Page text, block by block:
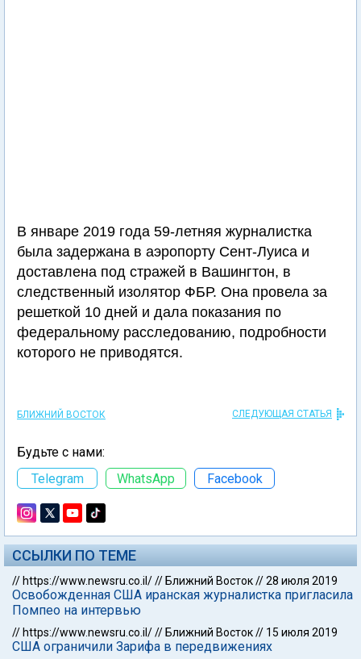
В январе 2019 года 59-летняя журналистка
была задержана в аэропорту Сент-Луиса и
доставлена под стражей в Вашингтон, в
следственный изолятор ФБР. Она провела за
решеткой 10 дней и дала показания по
федеральному расследованию, подробности
которого не приводятся.
БЛИЖНИЙ ВОСТОК СЛЕДУЮЩАЯ СТАТЬЯ
Будьте с нами:
Telegram
WhatsApp Facebook
ССЫЛКИ ПО ТЕМЕ
// https://www.newsru.co.il/// Ближний Восток//28 июля 2019
Освобожденная США иранская журналистка пригласила
Помпео на интервью
// https://www.newsru.co.il/// Ближний Восток// 15 июля 2019
США ограничили Зарифа в передвижениях